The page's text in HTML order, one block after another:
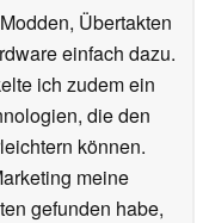
Übertakten
einfach dazu.
ich zudem ein
die den
können.
meine
gefunden habe,